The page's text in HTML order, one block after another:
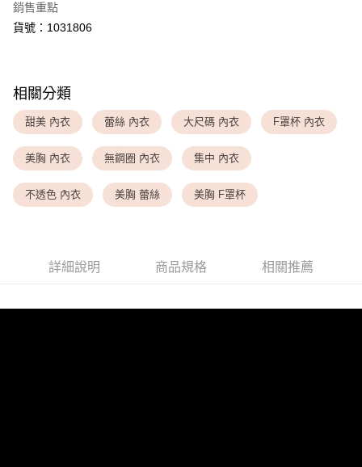
全家取貨付款
每筆NT$80，滿NT$1,500(含以上)免運費
<無合作配送請勿選取>萊爾富取貨付款
<無合作配送請勿選取>付款後萊爾富取貨
每筆NT$9,999
付款後7-11取貨
銷售重點
貨號：1031806
相關分類
甜美 內衣 蕾絲 內衣 大尺碼 內衣 F罩杯 內衣
美胸 內衣 無鋼圈 內衣 集中 內衣
不透色 內衣 美胸 蕾絲 美胸 F罩杯
詳細說明 商品規格 相關推薦